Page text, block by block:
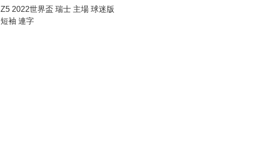
Z5 2022世界盃 瑞士 主場 球迷版
短袖 連字